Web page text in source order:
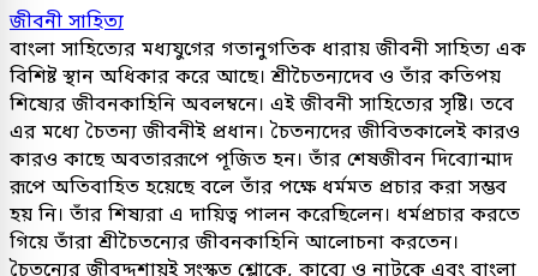
জীবনী সাহিত্য
বাংলা সাহিত্যের মধ্যযুগের গতানুগতিক ধারায় জীবনী সাহিত্য এক
বিশিষ্ট স্থান অধিকার করে আছে। শ্রীচৈতন্যদেব ও তাঁর কতিপয়
শিষ্যের জীবনকাহিনি অবলম্বনে। এই জীবনী সাহিত্যের সৃষ্টি। তবে
এর মধ্যে চৈতন্য জীবনীই প্রধান। চৈতন্যদের জীবিতকালেই কারও
কারও কাছে অবতাররূপে পূজিত হন। তাঁর শেষজীবন দিব্যোন্মাদ
রূপে অতিবাহিত হয়েছে বলে তাঁর পক্ষে ধর্মমত প্রচার করা সম্ভব
হয় নি। তাঁর শিষ্যরা এ দায়িত্ব পালন করেছিলেন। ধর্মপ্রচার করতে
গিয়ে তাঁরা শ্রীচৈতন্যের জীবনকাহিনি আলোচনা করতেন।
চৈতন্যের জীবদ্দশায়ই সংস্কৃত শ্লোকে, কাব্যে ও নাটকে এবং বাংলা